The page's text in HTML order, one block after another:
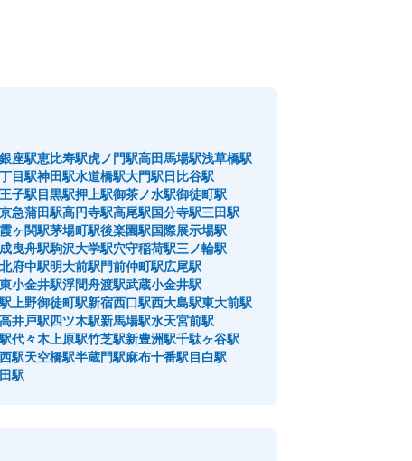
銀座駅恵比寿駅虎ノ門駅高田馬場駅浅草橋駅
目駅神田駅水道橋駅大門駅日比谷駅
子駅目黒駅押上駅御茶ノ水駅御徒町駅
京急蒲田駅高円寺駅高尾駅国分寺駅三田駅
霞ヶ関駅茅場町駅後楽園駅国際展示場駅
曳舟駅駒沢大学駅穴守稲荷駅三ノ輪駅
北府中駅明大前駅門前仲町駅広尾駅
東小金井駅浮間舟渡駅武蔵小金井駅
上野御徒町駅新宿西口駅西大島駅東大前駅
高井戸駅四ツ木駅新馬場駅水天宮前駅
代々木上原駅竹芝駅新豊洲駅千駄ヶ谷駅
駅天空橋駅半蔵門駅麻布十番駅目白駅
駅